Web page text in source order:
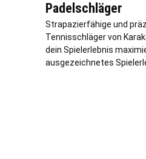
Padelschläger
Strapazierfähige und
Tennisschläger von
dein Spielerlebnis
ausgezeichnetes